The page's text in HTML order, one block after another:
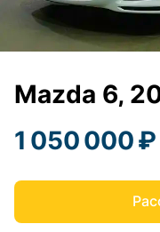
Mazda 6,
1 050 000 ₽